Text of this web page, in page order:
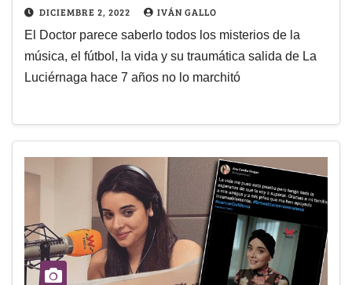
DICIEMBRE 2, 2022 IVÁN GALLO
El Doctor parece saberlo todos los misterios de la
música, el fútbol, la vida y su traumática salida de La
Luciérnaga hace 7 años no lo marchitó